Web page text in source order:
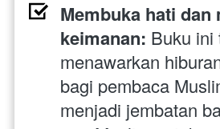
Membuka hati dan
keimanan: Buku ini
menawarkan
bagi pembaca
menjadi jembatan